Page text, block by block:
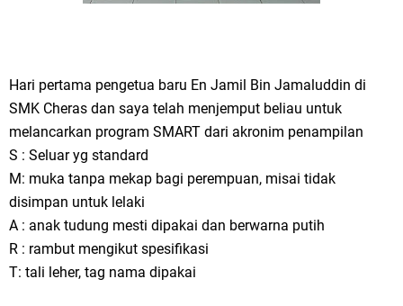
Hari pertama pengetua baru En Jamil Bin Jamaluddin di
SMK Cheras dan saya telah menjemput beliau untuk
melancarkan program SMART dari akronim penampilan
S : Seluar yg standard
M: muka tanpa mekap bagi perempuan, misai tidak
disimpan untuk lelaki
A : anak tudung mesti dipakai dan berwarna putih
R : rambut mengikut spesifikasi
T: tali leher, tag nama dipakai